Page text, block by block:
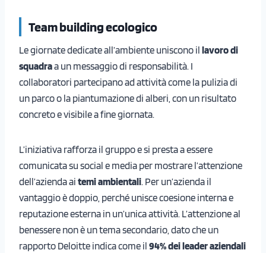
Team building ecologico
Le giornate dedicate all’ambiente uniscono il lavoro di
squadraa un messaggio di responsabilità. I
collaboratori partecipano ad attività come la pulizia di
un parco o la piantumazione di alberi, con un risultato
concreto e visibile a fine giornata.
L’iniziativa rafforza il gruppo e si presta a essere
comunicata su social e media per mostrare l’attenzione
dell’azienda ai temi ambientali. Per un’azienda il
vantaggio è doppio, perché unisce coesione interna e
reputazione esterna in un’unica attività. L’attenzione al
benessere non è un tema secondario, dato che un
rapporto Deloitte indica come il 94% dei leader aziendali